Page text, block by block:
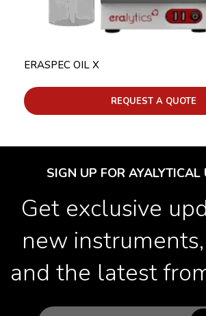
ERASPEC OIL X
REQUEST A QUOTE
SIGN UP FOR AYALYTICAL
Get exclusive
new
and the latest